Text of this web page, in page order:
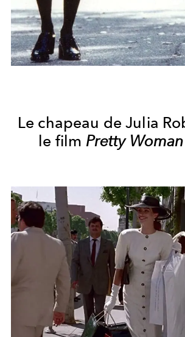
Le chapeau de Julia
le film Pretty